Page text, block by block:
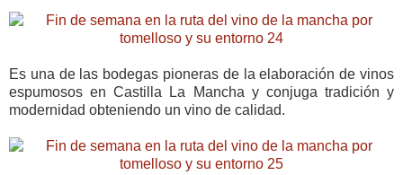
Es una de las bodegas pioneras de la elaboración de vinos
espumosos en Castilla La Mancha y conjuga tradición y
modernidad obteniendo un vino de calidad.